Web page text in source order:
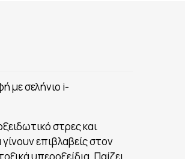
με σελήνιο i-
στρες και
επιβλαβείς στον